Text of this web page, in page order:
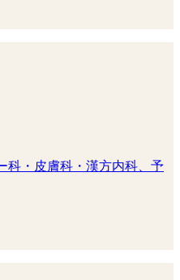
科・皮膚科・漢方内科、予